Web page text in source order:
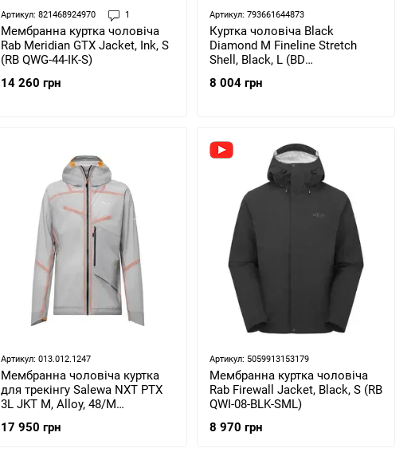
Артикул: 821468924970 1
Мембранна куртка чоловіча
Rab Meridian GTX Jacket, Ink, S
(RB QWG-44-IK-S)
14 260 грн
Артикул: 793661644873
Куртка чоловіча Black
Diamond M Fineline Stretch
Shell, Black, L (BD
8 004 грн
Артикул: 013.012.1247
Мембранна чоловіча куртка
для трекінгу Salewa NXT PTX
3L JKT M, Alloy, 48/M
17 950 грн
Артикул: 5059913153179
Мембранна куртка чоловіча
Rab Firewall Jacket, Black, S (RB
QWI-08-BLK-SML)
8 970 грн